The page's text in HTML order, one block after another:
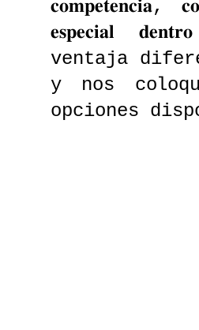
𝐜𝐨𝐦𝐩𝐞𝐭𝐞𝐧𝐜𝐢𝐚,
𝐞𝐬𝐩𝐞𝐜𝐢𝐚𝐥
ventaja
y nos
opciones